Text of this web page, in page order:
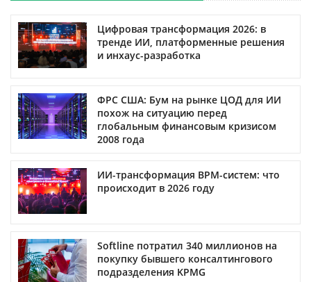
Цифровая трансформация 2026: в
тренде ИИ, платформенные решения
и инхаус-разработка
ФРС США: Бум на рынке ЦОД для ИИ
похож на ситуацию перед
глобальным финансовым кризисом
2008 года
ИИ-трансформация BPM-систем: что
происходит в 2026 году
Softline потратил 340 миллионов на
покупку бывшего консалтингового
подразделения KPMG